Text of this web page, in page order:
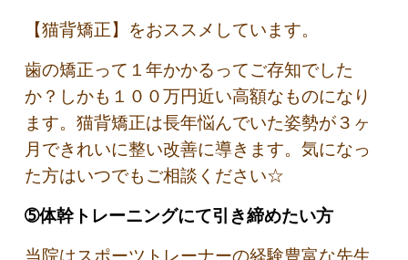
【猫背矯正】をおススメしています。
歯の矯正って１年かかるってご存知でした
か？しかも１００万円近い高額なものになり
ます。猫背矯正は長年悩んでいた姿勢が３ヶ
月できれいに整い改善に導きます。気になっ
た方はいつでもご相談ください☆
➄体幹トレーニングにて引き締めたい方
当院はスポーツトレーナーの経験豊富な先生